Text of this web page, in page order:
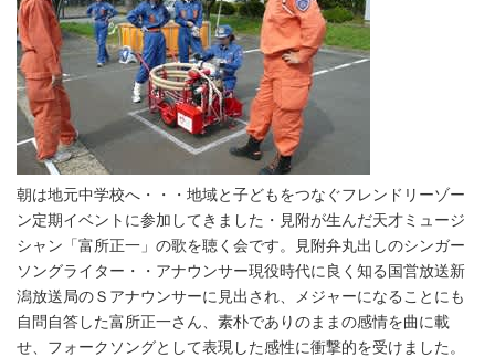
:
朝は地元中学校へ・・・地域と子どもをつなぐフレンドリーゾー
ン定期イベントに参加してきました・見附が生んだ天才ミュージ
シャン「富所正一」の歌を聴く会です。見附弁丸出しのシンガー
ソングライター・・アナウンサー現役時代に良く知る国営放送新
潟放送局のＳアナウンサーに見出され、メジャーになることにも
自問自答した富所正一さん、素朴でありのままの感情を曲に載
せ、フォークソングとして表現した感性に衝撃的を受けました。